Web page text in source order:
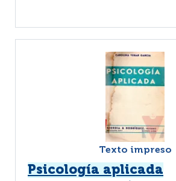
Texto impreso
Psicología aplicada